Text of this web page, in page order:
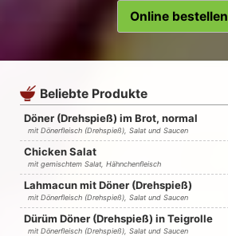
Online bestellen
Beliebte Produkte
Döner (Drehspieß) im Brot, normal
mit Dönerfleisch (Drehspieß), Salat und Saucen
Chicken Salat
mit gemischtem Salat, Hähnchenfleisch
Lahmacun mit Döner (Drehspieß)
mit Dönerfleisch (Drehspieß), Salat und Saucen
Dürüm Döner (Drehspieß) in Teigrolle
mit Dönerfleisch (Drehspieß), Salat und Saucen